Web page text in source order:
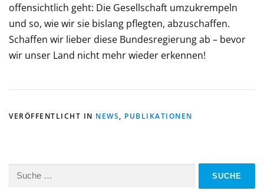
offensichtlich geht: Die Gesellschaft umzukrempeln
und so, wie wir sie bislang pflegten, abzuschaffen.
Schaffen wir lieber diese Bundesregierung ab – bevor
wir unser Land nicht mehr wieder erkennen!
VERÖFFENTLICHT IN NEWS, PUBLIKATIONEN
Suche